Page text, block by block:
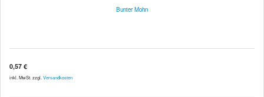
Bunter Mohn
0,57 €
inkl. MwSt. zzgl. Versandkosten